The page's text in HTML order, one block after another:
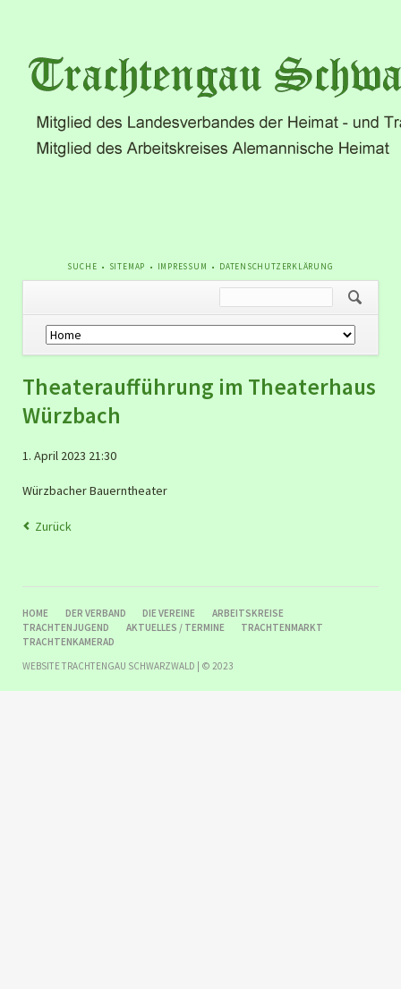
NAVIGATION
SUCHE SITEMAP IMPRESSUM DATENSCHUTZERKLÄRUNG
Navigation
überspringen
Theateraufführung im Theaterhaus
Würzbach
1. April 2023 21:30
Würzbacher Bauerntheater
Zurück
NAVIGATION
ÜBERSPRINGEN
HOME DER VERBAND DIE VEREINE
ARBEITSKREISE
TRACHTENJUGEND
AKTUELLES / TERMINE
TRACHTENMARKT
TRACHTENKAMERAD
WEBSITE TRACHTENGAU SCHWARZWALD | © 2023